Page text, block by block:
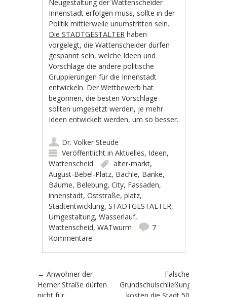
Neugestaltung der Wattenscheider
Innenstadt erfolgen muss, sollte in der
Politik mittlerweile unumstritten sein.
Die STADTGESTALTER haben
vorgelegt, die Wattenscheider dürfen
gespannt sein, welche Ideen und
Vorschläge die andere politische
Gruppierungen für die Innenstadt
entwickeln. Der Wettbewerb hat
begonnen, die besten Vorschläge
sollten umgesetzt werden, je mehr
Ideen entwickelt werden, um so besser.
Dr. Volker Steude
Veröffentlicht inAktuelles, Ideen,
Wattenscheid
alter-markt,
August-Bebel-Platz, Bächle, Bänke,
Bäume, Belebung,City, Fassaden,
innenstadt,Oststraße,platz,
Stadtentwicklung,STADTGESTALTER,
Umgestaltung,Wasserlauf,
Wattenscheid,WATwurm
7
Kommentare
Artikel-Navigation
← Anwohner der
Herner Straße dürfen
Falsche
Grundschulschließungen